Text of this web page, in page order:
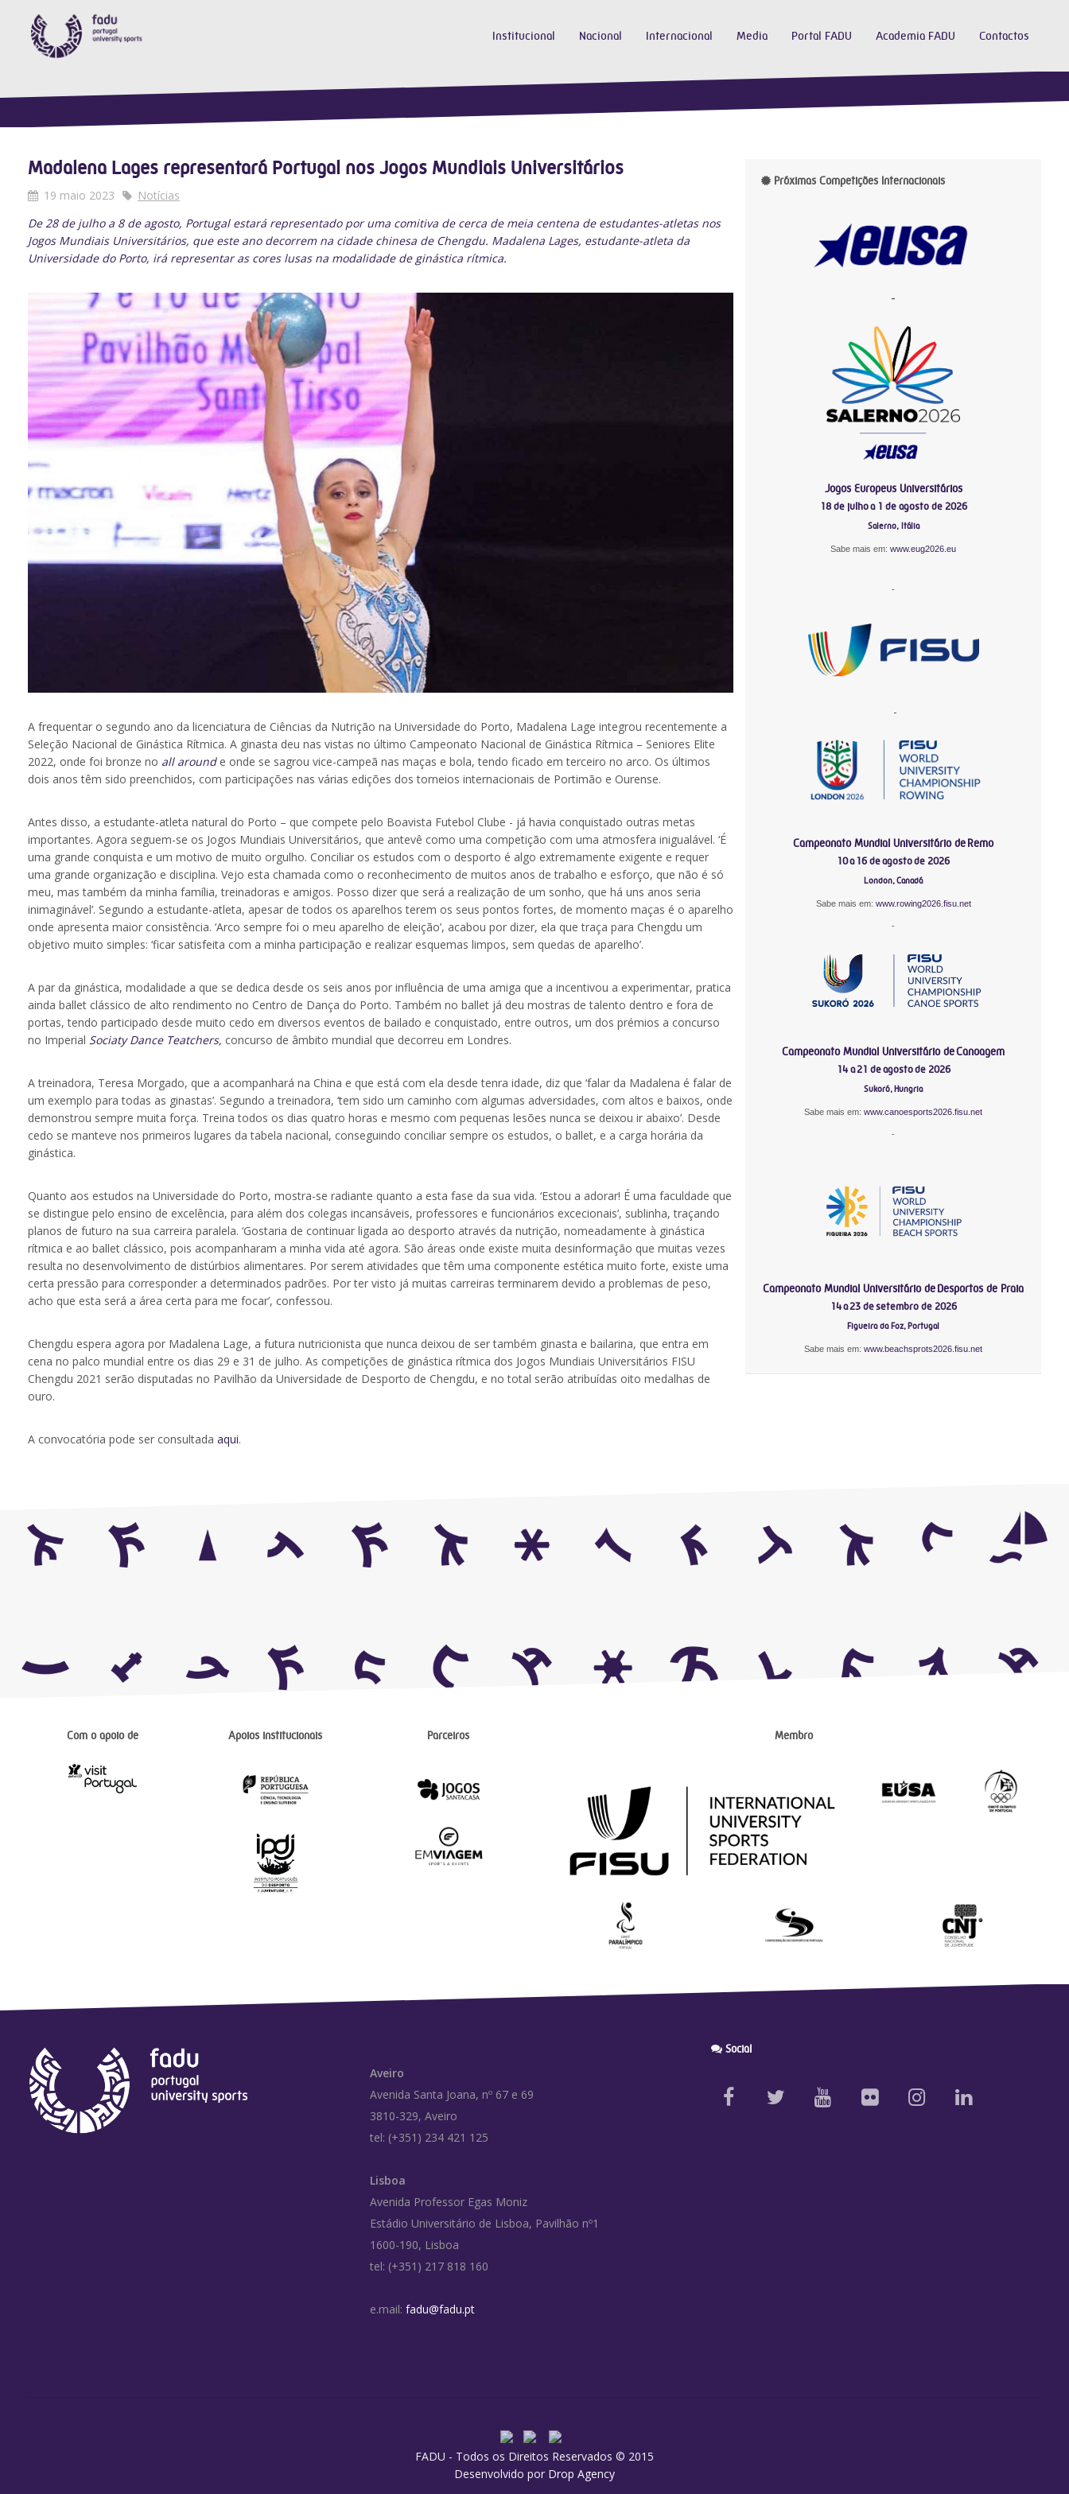
Institucional Nacional Internacional Media Portal FADU Academia FADU Contactos
Madalena Lages representará Portugal nos Jogos Mundiais Universitários
19 maio 2023
Notícias
De 28 de julho a 8 de agosto, Portugal estará representado por uma comitiva de cerca de meia centena de estudantes-atletas nos
Jogos Mundiais Universitários, que este ano decorrem na cidade chinesa de Chengdu. Madalena Lages, estudante-atleta da
Universidade do Porto, irá representar as cores lusas na modalidade de ginástica rítmica.
A frequentar o segundo ano da licenciatura de Ciências da Nutrição na Universidade do Porto, Madalena Lage integrou recentemente a
Seleção Nacional de Ginástica Rítmica. A ginasta deu nas vistas no último Campeonato Nacional de Ginástica Rítmica – Seniores Elite
2022, onde foi bronze no all around e onde se sagrou vice-campeã nas maças e bola, tendo ficado em terceiro no arco. Os últimos
dois anos têm sido preenchidos, com participações nas várias edições dos torneios internacionais de Portimão e Ourense.
Antes disso, a estudante-atleta natural do Porto – que compete pelo Boavista Futebol Clube - já havia conquistado outras metas
importantes. Agora seguem-se os Jogos Mundiais Universitários, que antevê como uma competição com uma atmosfera inigualável. ‘É
uma grande conquista e um motivo de muito orgulho. Conciliar os estudos com o desporto é algo extremamente exigente e requer
uma grande organização e disciplina. Vejo esta chamada como o reconhecimento de muitos anos de trabalho e esforço, que não é só
meu, mas também da minha família, treinadoras e amigos. Posso dizer que será a realização de um sonho, que há uns anos seria
inimaginável’. Segundo a estudante-atleta, apesar de todos os aparelhos terem os seus pontos fortes, de momento maças é o aparelho
onde apresenta maior consistência. ‘Arco sempre foi o meu aparelho de eleição’, acabou por dizer, ela que traça para Chengdu um
objetivo muito simples: ‘ficar satisfeita com a minha participação e realizar esquemas limpos, sem quedas de aparelho’.
A par da ginástica, modalidade a que se dedica desde os seis anos por influência de uma amiga que a incentivou a experimentar, pratica
ainda ballet clássico de alto rendimento no Centro de Dança do Porto. Também no ballet já deu mostras de talento dentro e fora de
portas, tendo participado desde muito cedo em diversos eventos de bailado e conquistado, entre outros, um dos prémios a concurso
no Imperial Sociaty Dance Teatchers, concurso de âmbito mundial que decorreu em Londres.
A treinadora, Teresa Morgado, que a acompanhará na China e que está com ela desde tenra idade, diz que ‘falar da Madalena é falar de
um exemplo para todas as ginastas’. Segundo a treinadora, ‘tem sido um caminho com algumas adversidades, com altos e baixos, onde
demonstrou sempre muita força. Treina todos os dias quatro horas e mesmo com pequenas lesões nunca se deixou ir abaixo’. Desde
cedo se manteve nos primeiros lugares da tabela nacional, conseguindo conciliar sempre os estudos, o ballet, e a carga horária da
ginástica.
Quanto aos estudos na Universidade do Porto, mostra-se radiante quanto a esta fase da sua vida. ‘Estou a adorar! É uma faculdade que
se distingue pelo ensino de excelência, para além dos colegas incansáveis, professores e funcionários excecionais’, sublinha, traçando
planos de futuro na sua carreira paralela. ‘Gostaria de continuar ligada ao desporto através da nutrição, nomeadamente à ginástica
rítmica e ao ballet clássico, pois acompanharam a minha vida até agora. São áreas onde existe muita desinformação que muitas vezes
resulta no desenvolvimento de distúrbios alimentares. Por serem atividades que têm uma componente estética muito forte, existe uma
certa pressão para corresponder a determinados padrões. Por ter visto já muitas carreiras terminarem devido a problemas de peso,
acho que esta será a área certa para me focar’, confessou.
Chengdu espera agora por Madalena Lage, a futura nutricionista que nunca deixou de ser também ginasta e bailarina, que entra em
cena no palco mundial entre os dias 29 e 31 de julho. As competições de ginástica rítmica dos Jogos Mundiais Universitários FISU
Chengdu 2021 serão disputadas no Pavilhão da Universidade de Desporto de Chengdu, e no total serão atribuídas oito medalhas de
ouro.
A convocatória pode ser consultada aqui.
Próximas Competições Internacionais
-
Jogos Europeus Universitários
18 de julho a 1 de agosto de 2026
Salerno, Itália
Sabe mais em:www.eug2026.eu
-
-
Campeonato Mundial Universitário de Remo
10 a 16 de agosto de 2026
London, Canadá
Sabe mais em: www.rowing2026.fisu.net
-
Campeonato Mundial Universitário de Canoagem
14 a 21 de agosto de 2026
Sukoró, Hungria
Sabe mais em:www.canoesports2026.fisu.net
-
Campeonato Mundial Universitário de Desportos de Praia
14 a 23 de setembro de 2026
Figueira da Foz, Portugal
Sabe mais em:www.beachsprots2026.fisu.net
Com o apoio de Apoios institucionais Parceiros Membro
Aveiro
Avenida Santa Joana, nº 67 e 69
3810-329, Aveiro
tel: (+351) 234 421 125
Lisboa
Avenida Professor Egas Moniz
Estádio Universitário de Lisboa, Pavilhão nº1
1600-190, Lisboa
tel: (+351) 217 818 160
e.mail: fadu@fadu.pt
Social
FADU - Todos os Direitos Reservados © 2015
Desenvolvido por Drop Agency